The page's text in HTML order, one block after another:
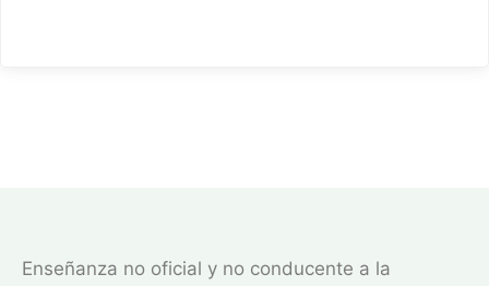
Enseñanza no oficial y no conducente a la